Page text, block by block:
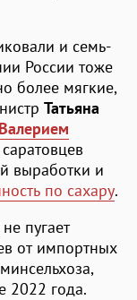
и семь-
России тоже
более мягкие,
Татьяна
Валерием
выработки и
по сахару.
пугает
от импортных
2022 года.